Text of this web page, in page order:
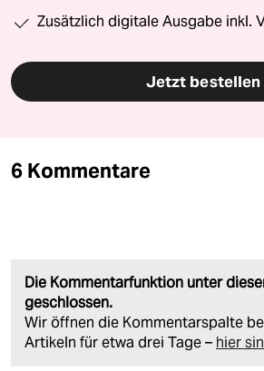
Zusätzlich digitale Ausgabe inkl.
Jetzt bestellen
6 Kommentare
Die Kommentarfunktion unter
geschlossen.
Wir öffnen die Kommentarspalte
Artikeln für etwa drei Tage – hier